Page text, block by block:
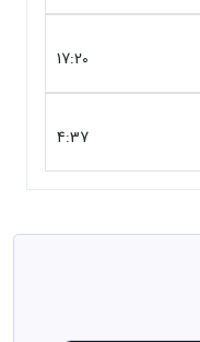
17:20
4:37